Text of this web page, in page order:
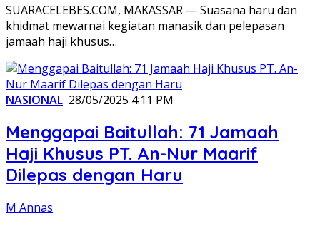
SUARACELEBES.COM, MAKASSAR — Suasana haru dan
khidmat mewarnai kegiatan manasik dan pelepasan
jamaah haji khusus…
NASIONAL 28/05/2025 4:11 PM
Menggapai Baitullah: 71 Jamaah
Haji Khusus PT. An-Nur Maarif
Dilepas dengan Haru
M Annas